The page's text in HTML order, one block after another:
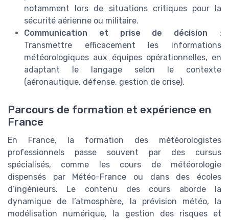
notamment lors de situations critiques pour la
sécurité aérienne ou militaire.
Communication et prise de décision :
Transmettre efficacement les informations
météorologiques aux équipes opérationnelles, en
adaptant le langage selon le contexte
(aéronautique, défense, gestion de crise).
Parcours de formation et expérience en
France
En France, la formation des météorologistes
professionnels passe souvent par des cursus
spécialisés, comme les cours de météorologie
dispensés par Météo-France ou dans des écoles
d’ingénieurs. Le contenu des cours aborde la
dynamique de l’atmosphère, la prévision météo, la
modélisation numérique, la gestion des risques et